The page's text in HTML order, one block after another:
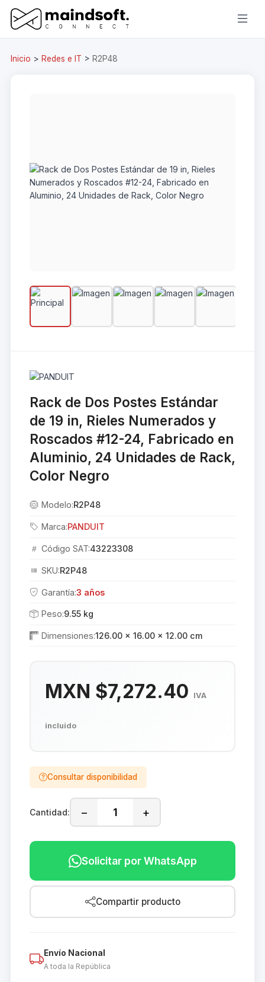
Inicio > Redes e IT > R2P48
Rack de Dos Postes Estándar
de 19 in, Rieles Numerados y
Roscados #12-24, Fabricado en
Aluminio, 24 Unidades de Rack,
Color Negro
Modelo:R2P48
Marca:PANDUIT
Código SAT:43223308
SKU:R2P48
Garantía:3 años
Peso:9.55 kg
Dimensiones:126.00 × 16.00 × 12.00 cm
MXN $7,272.40 IVA
incluido
Consultar disponibilidad
Cantidad: − +
Solicitar por WhatsApp
Compartir producto
Envío Nacional
A toda la República